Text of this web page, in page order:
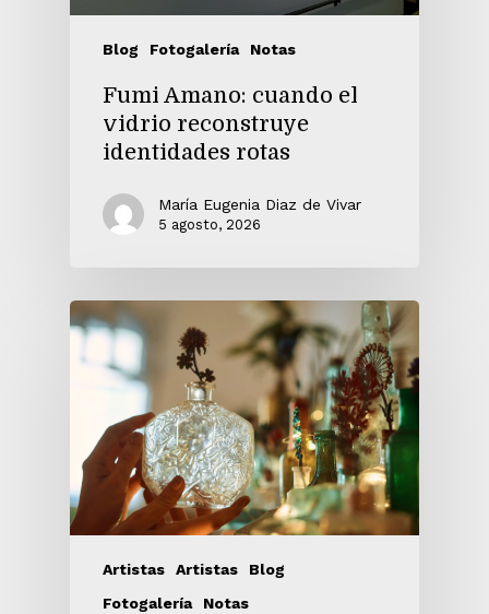
Blog Fotogalería Notas
Fumi Amano: cuando el
vidrio reconstruye
identidades rotas
María Eugenia Diaz de Vivar
5 agosto, 2026
Artistas Artistas
Blog
Fotogalería
Notas